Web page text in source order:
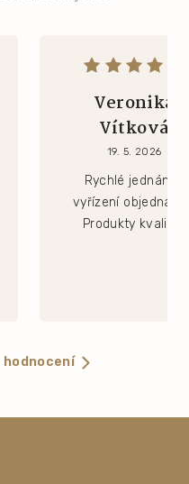
Veronika
Vítková
19. 5. 2026
Rychlé jednání a
vyřízení
Produkty kvalitní.